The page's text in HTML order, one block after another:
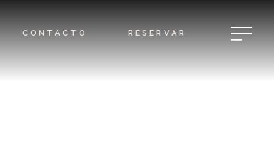
CONTACTO RESERVAR